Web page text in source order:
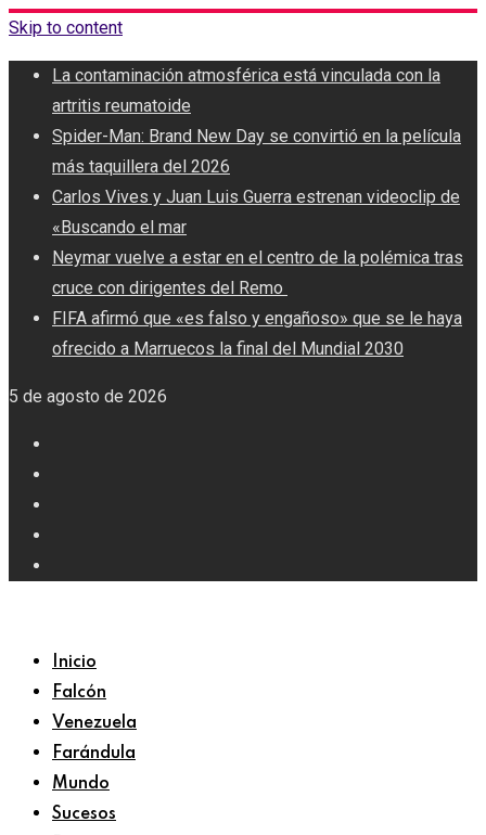
Skip to content
La contaminación atmosférica está vinculada con la
artritis reumatoide
Spider-Man: Brand New Day se convirtió en la película
más taquillera del 2026
Carlos Vives y Juan Luis Guerra estrenan videoclip de
«Buscando el mar
Neymar vuelve a estar en el centro de la polémica tras
cruce con dirigentes del Remo ‎
FIFA afirmó que «es falso y engañoso» que se le haya
ofrecido a Marruecos la final del Mundial 2030
5 de agosto de 2026
Inicio
Falcón
Venezuela
Farándula
Mundo
Sucesos